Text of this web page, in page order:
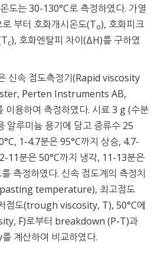
도는 30-130°C로 측정하였다. 가열
부터 호화개시온도(To), 호화피크
c), 호화엔탈피 차이(ΔH)를 구하였
신속 점도측정기(Rapid viscosity
Perten Instruments AB,
용하여 측정하였다. 시료 3 g (수분
알루미늄 용기에 담고 증류수 25
1-4.7분은 95°C까지 상승, 4.7-
11분은 50°C까지 냉각, 11-13분은
측정하였다. 신속 점도계의 측정치
temperature), 최고점도
점도(trough viscosity, T), 50°C에
F)로부터 breakdown (P-T)과
계산하여 비교하였다.